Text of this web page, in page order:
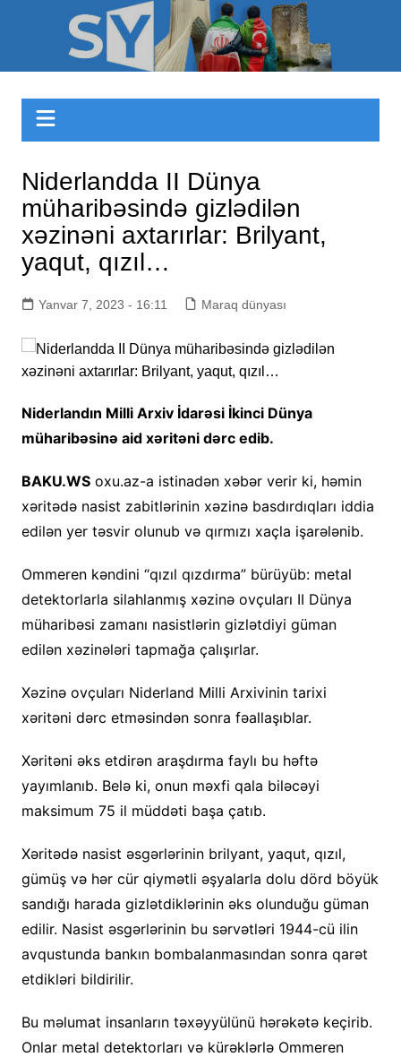
Sizinyol.org
Niderlandda II Dünya
müharibəsində gizlədilən
xəzinəni axtarırlar: Brilyant,
yaqut, qızıl…
Yanvar 7, 2023 - 16:11 Maraq dünyası
Niderlandın Milli Arxiv İdarəsi İkinci Dünya
müharibəsinə aid xəritəni dərc edib.
BAKU.WSoxu.az-a istinadən xəbər verir ki, həmin
xəritədə nasist zabitlərinin xəzinə basdırdıqları iddia
edilən yer təsvir olunub və qırmızı xaçla işarələnib.
Ommeren kəndini “qızıl qızdırma” bürüyüb: metal
detektorlarla silahlanmış xəzinə ovçuları II Dünya
müharibəsi zamanı nasistlərin gizlətdiyi güman
edilən xəzinələri tapmağa çalışırlar.
Xəzinə ovçuları Niderland Milli Arxivinin tarixi
xəritəni dərc etməsindən sonra fəallaşıblar.
Xəritəni əks etdirən araşdırma faylı bu həftə
yayımlanıb. Belə ki, onun məxfi qala biləcəyi
maksimum 75 il müddəti başa çatıb.
Xəritədə nasist əsgərlərinin brilyant, yaqut, qızıl,
gümüş və hər cür qiymətli əşyalarla dolu dörd böyük
sandığı harada gizlətdiklərinin əks olunduğu güman
edilir. Nasist əsgərlərinin bu sərvətləri 1944-cü ilin
avqustunda bankın bombalanmasından sonra qarət
etdikləri bildirilir.
Bu məlumat insanların təxəyyülünü hərəkətə keçirib.
Onlar metal detektorları və kürəklərlə Ommeren